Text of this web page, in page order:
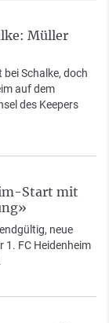
Müller
Schalke, doch
auf dem
des Keepers
Start mit
neue
1. FC Heidenheim